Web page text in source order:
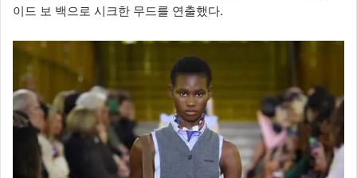
이드 보 백으로 시크한 무드를 연출했다.